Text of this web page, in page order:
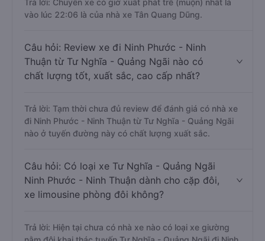
Trả lời: Chuyến xe có giờ xuất phát trễ (muộn) nhất là
vào lúc 22:06 là của nhà xe Tân Quang Dũng.
Câu hỏi: Review xe đi Ninh Phước - Ninh
Thuận từ Tư Nghĩa - Quảng Ngãi nào có
chất lượng tốt, xuất sắc, cao cấp nhất?
Trả lời: Tạm thời chưa đủ review để đánh giá có nhà xe
đi Ninh Phước - Ninh Thuận từ Tư Nghĩa - Quảng Ngãi
nào ở tuyến đường này có chất lượng xuất sắc.
Câu hỏi: Có loại xe Tư Nghĩa - Quảng Ngãi
Ninh Phước - Ninh Thuận dành cho cặp đôi,
xe limousine phòng đôi không?
Trả lời: Hiện tại chưa có nhà xe nào có loại xe giường